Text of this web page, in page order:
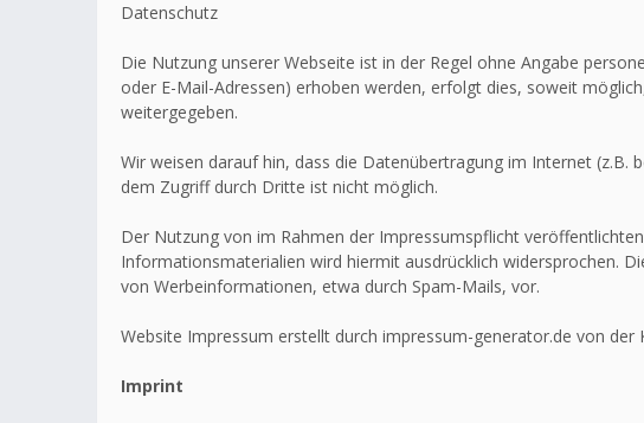
Datenschutz
Die Nutzung unserer Webseite ist in der Regel ohne Angabe
oder E-Mail-Adressen) erhoben werden, erfolgt dies, soweit
weitergegeben.
Wir weisen darauf hin, dass die Datenübertragung im Internet (z.B.
dem Zugriff durch Dritte ist nicht möglich.
Der Nutzung von im Rahmen der Impressumspflicht
Informationsmaterialien wird hiermit ausdrücklich widersprochen.
von Werbeinformationen, etwa durch Spam-Mails, vor.
Website Impressum erstellt durch impressum-generator.de von der
Imprint